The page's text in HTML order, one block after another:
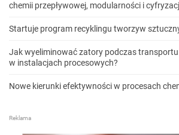
chemii przepływowej, modularności i
Startuje program recyklingu tworzyw
Jak wyeliminować zatory podczas
w instalacjach procesowych?
Nowe kierunki efektywności w procesach